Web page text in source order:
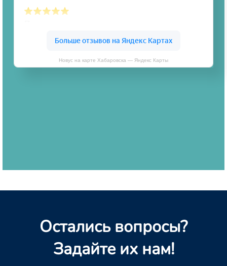
Новус на карте Хабаровска — Яндекс Карты
Остались вопросы?
Задайте их нам!